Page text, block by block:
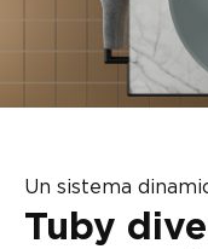
Un sistema
Tuby